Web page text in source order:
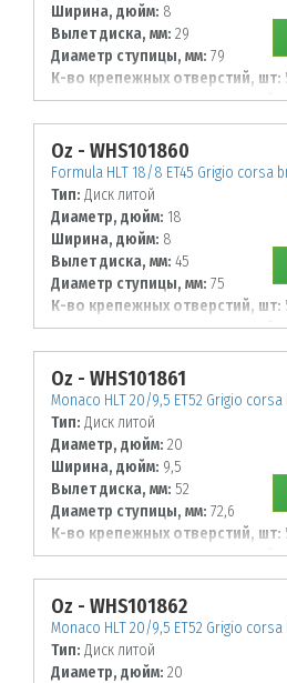
Ширина, дюйм: 8
Вылет диска, мм: 29
Диаметр ступицы, мм: 79
К-во крепежных отверстий, шт:
Диаметр располож. отверстий,
120
Oz - WHS101860
Formula HLT 18/8 ET45 Grigio corsa
Тип: Диск литой
Диаметр, дюйм: 18
Ширина, дюйм: 8
Вылет диска, мм: 45
Диаметр ступицы, мм: 75
К-во крепежных отверстий, шт:
Диаметр располож. отверстий,
114,3
Oz - WHS101861
Monaco HLT 20/9,5 ET52 Grigio
Тип: Диск литой
Диаметр, дюйм: 20
Ширина, дюйм: 9,5
Вылет диска, мм: 52
Диаметр ступицы, мм: 72,6
К-во крепежных отверстий, шт:
Диаметр располож. отверстий,
120
Oz - WHS101862
Monaco HLT 20/9,5 ET52 Grigio
Тип: Диск литой
Диаметр, дюйм: 20